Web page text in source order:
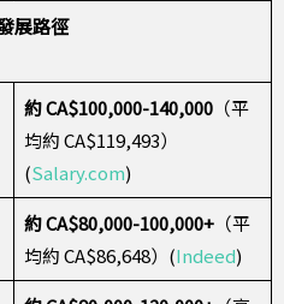
展路徑
約 CA$100,000-140,000（平
均約 CA$119,493）
(Salary.com)
約 CA$80,000-100,000+（平
均約 CA$86,648）(Indeed)